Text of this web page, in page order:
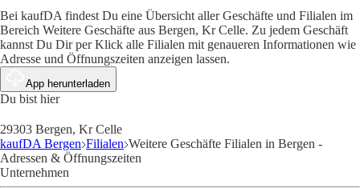
Bei kaufDA findest Du eine Übersicht aller Geschäfte und Filialen im
Bereich Weitere Geschäfte aus Bergen, Kr Celle. Zu jedem Geschäft
kannst Du Dir per Klick alle Filialen mit genaueren Informationen wie
Adresse und Öffnungszeiten anzeigen lassen.
App herunterladen
Du bist hier
29303 Bergen, Kr Celle
kaufDA Bergen Filialen Weitere Geschäfte Filialen in Bergen -
Adressen & Öffnungszeiten
Unternehmen